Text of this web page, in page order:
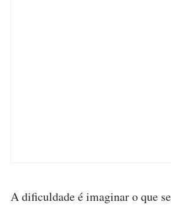
A dificuldade é imaginar o que